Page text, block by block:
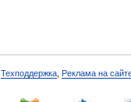
Техподдержка Реклама на